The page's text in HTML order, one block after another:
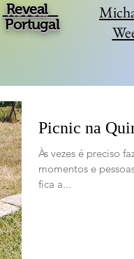
Reveal
Portugal
Picnic na
Às vezes é preciso
momentos e
fica a...